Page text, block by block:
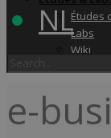
Études
Labs
Wiki
NL
e-